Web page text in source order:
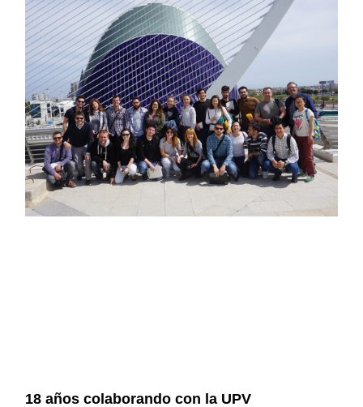
18 años colaborando con la UPV